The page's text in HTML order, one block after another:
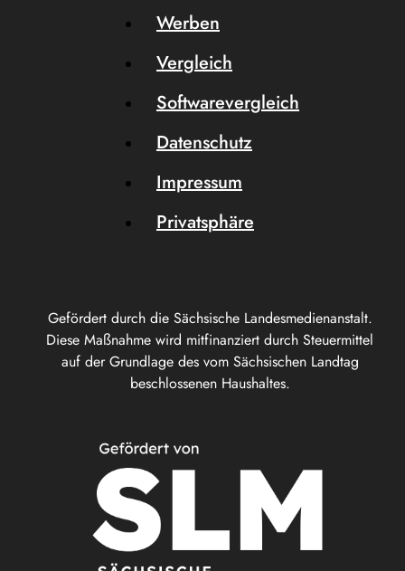
Gefördert durch die Sächsische Landesmedienanstalt.
Diese Maßnahme wird mitfinanziert durch Steuermittel
auf der Grundlage des vom Sächsischen Landtag
beschlossenen Haushaltes.
Werben
Vergleich
Softwarevergleich
Datenschutz
Impressum
Privatsphäre